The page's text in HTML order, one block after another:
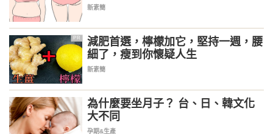
新素簡
PR
減肥首選，檸檬加它，堅持一週，腰
細了，瘦到你懷疑人生
新素簡
為什麼要坐月子？ 台、日、韓文化
大不同
孕期&生產